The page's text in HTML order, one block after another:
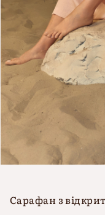
Сарафан з